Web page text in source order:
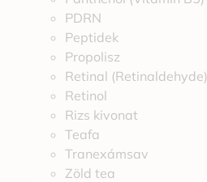
PDRN
Peptidek
Propolisz
Retinal (Retinaldehyde)
Retinol
Rizs kivonat
Teafa
Tranexámsav
Zöld tea